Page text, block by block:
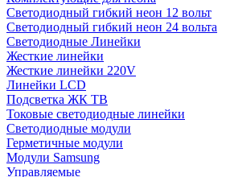
Светодиодный гибкий неон 12 вольт
Светодиодный гибкий неон 24 вольта
Светодиодные Линейки
Жесткие линейки
Жесткие линейки 220V
Линейки LCD
Подсветка ЖК ТВ
Токовые светодиодные линейки
Светодиодные модули
Герметичные модули
Модули Samsung
Управляемые